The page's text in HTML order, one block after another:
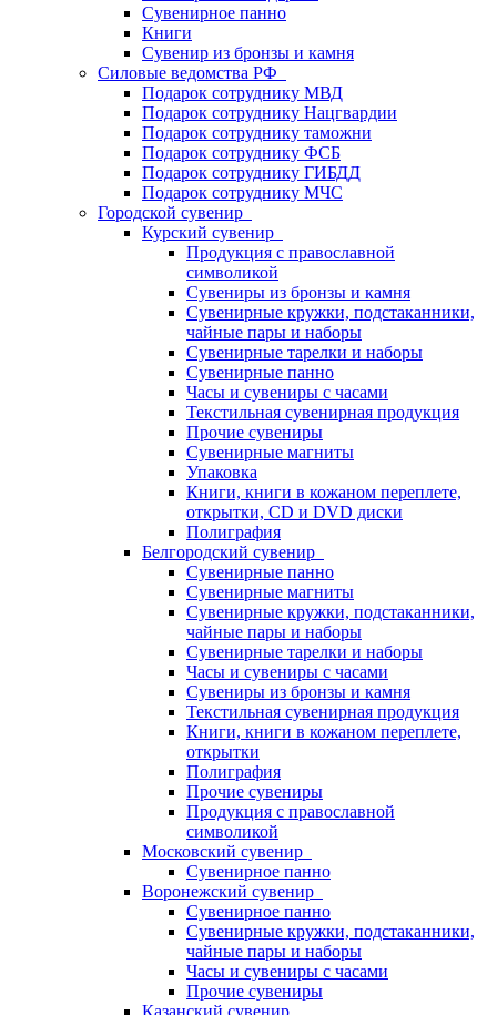
Сувенирное панно
Книги
Сувенир из бронзы и камня
Силовые ведомства РФ
Подарок сотруднику МВД
Подарок сотруднику Нацгвардии
Подарок сотруднику таможни
Подарок сотруднику ФСБ
Подарок сотруднику ГИБДД
Подарок сотруднику МЧС
Городской сувенир
Курский сувенир
Продукция с православной
символикой
Сувениры из бронзы и камня
Сувенирные кружки, подстаканники,
чайные пары и наборы
Сувенирные тарелки и наборы
Сувенирные панно
Часы и сувениры с часами
Текстильная сувенирная продукция
Прочие сувениры
Сувенирные магниты
Упаковка
Книги, книги в кожаном переплете,
открытки, CD и DVD диски
Полиграфия
Белгородский сувенир
Сувенирные панно
Сувенирные магниты
Сувенирные кружки, подстаканники,
чайные пары и наборы
Сувенирные тарелки и наборы
Часы и сувениры с часами
Сувениры из бронзы и камня
Текстильная сувенирная продукция
Книги, книги в кожаном переплете,
открытки
Полиграфия
Прочие сувениры
Продукция с православной
символикой
Московский сувенир
Сувенирное панно
Воронежский сувенир
Сувенирное панно
Сувенирные кружки, подстаканники,
чайные пары и наборы
Часы и сувениры с часами
Прочие сувениры
Казанский сувенир